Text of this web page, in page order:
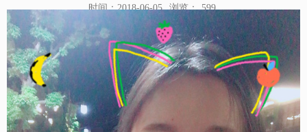
时间：2018-06-05 浏览： 599